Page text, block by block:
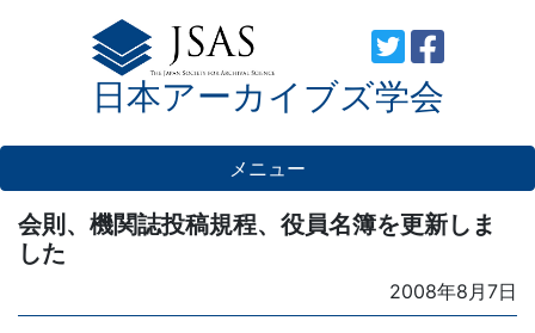
日本アーカイブズ学会
メニュー
会則、機関誌投稿規程、役員名簿を更新しま
した
Posted
on
2008年8月7日